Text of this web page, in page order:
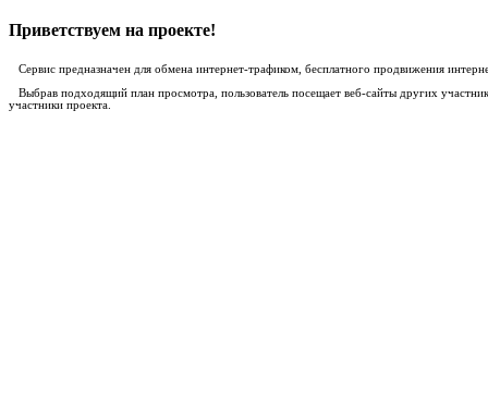
Приветствуем на проекте!
Сервис предназначен для обмена интернет-трафиком, бесплатного продвижения
Выбрав подходящий план просмотра, пользователь посещает веб-сайты других
участники проекта.